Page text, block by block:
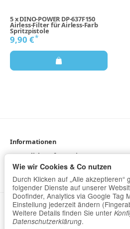
5xDINO-POWER DP-637F150
Airless-Filter für Airless-Farb
Spritzpistole
9,90 €*
Informationen
Gesetzliche Informationen
Newsletter
Datenschutz•
Vertrag
Wie wir Cookies & Co nutzen
Durch Klicken auf „Alle akzeptieren“
folgender Dienste auf unserer
Doofinder, Analytics via Google Tag
Einstellung jederzeit ändern
Weitere Details finden Sie unter
Datenschutzerklärung.